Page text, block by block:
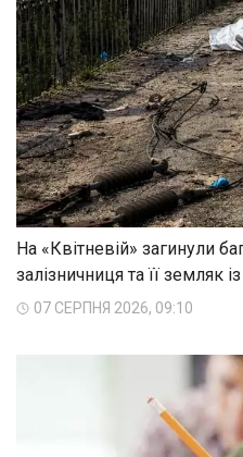
На «Квітневій» загинули
залізничниця та її земляк
07 СЕРПНЯ 2026, 09:10